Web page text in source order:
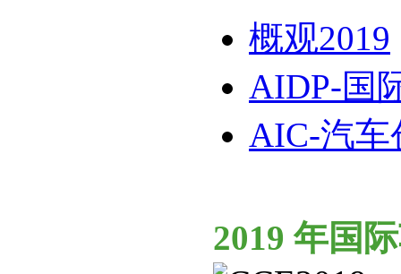
概观2019
AIDP-国
AIC-汽车
2019 年国